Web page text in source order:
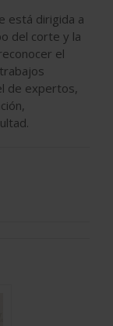
está dirigida a
del corte y la
el
de expertos,